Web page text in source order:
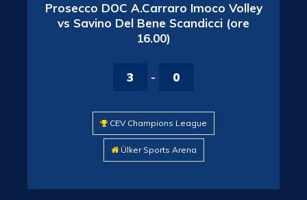
Prosecco DOC A.Carraro Imoco Volley
vs Savino Del Bene Scandicci (ore
16.00)
3 - 0
CEV Champions League
Ülker Sports Arena